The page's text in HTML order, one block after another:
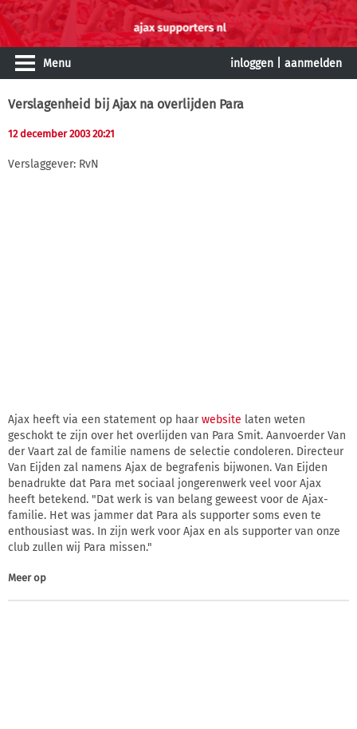
Menu inloggen aanmelden
Verslagenheid bij Ajax na overlijden Para
12 december 2003 20:21
Verslaggever: RvN
Ajax heeft via een statement op haarwebsite laten weten
geschokt te zijn over het overlijden van Para Smit. Aanvoerder Van
der Vaart zal de familie namens de selectie condoleren. Directeur
Van Eijden zal namens Ajax de begrafenis bijwonen. Van Eijden
benadrukte dat Para met sociaal jongerenwerk veel voor Ajax
heeft betekend. "Dat werk is van belang geweest voor de Ajax-
familie. Het was jammer dat Para als supporter soms even te
enthousiast was. In zijn werk voor Ajax en als supporter van onze
club zullen wij Para missen."
Meer op